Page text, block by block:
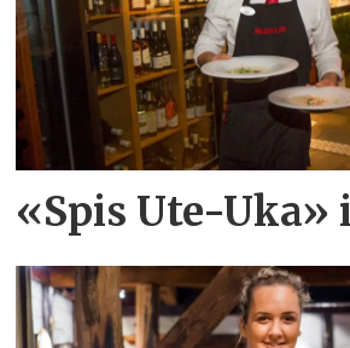
«Spis Ute-Uka»